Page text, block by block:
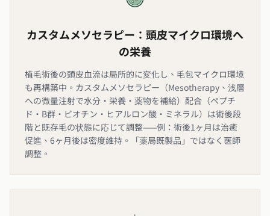
カスタムメソセラピー：頭皮マイクロ環境へ
の栄養
植毛術後の頭皮血流は局所的に変化し、毛包マイクロ環境
も再構築中。カスタムメソセラピー（Mesotherapy、浅層
への微量注射で水分・栄養・薬物を補給）配合（ペプチ
ド・B群・ビオチン・ヒアルロン酸・ミネラル）は術後段
階と既存毛の状態に応じて調整——例：術後1ヶ月は治癒
促進、6ヶ月後は密度維持。「薬局既製品」ではなく医師
調整。